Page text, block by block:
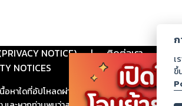
NOTICE) | ติดต่อเรา
NOTICES
าใดที่อัปโหลดผ่านเว็บไซต์และปรากฏว่าละเมิด
เ
ขึ้